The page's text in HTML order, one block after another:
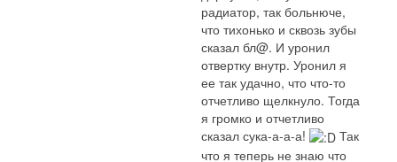
радиатор, так больнюче,
что тихонько и сквозь зубы
сказал бл@. И уронил
отвертку внутр. Уронил я
ее так удачно, что что-то
отчетливо щелкнуло. Тогда
я громко и отчетливо
сказал сука-а-а-а!
Так
что я теперь не знаю что